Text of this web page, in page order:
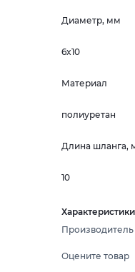
Диаметр, мм
6x10
Материал
полиуретан
Длина шланга,
10
Характеристики
Производитель
Оцените товар